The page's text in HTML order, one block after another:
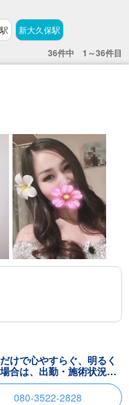
新大久保駅
36件中 1～36件目
けで心やすらぐ、明るく
合は、出勤・施術状況を
080-3522-2828